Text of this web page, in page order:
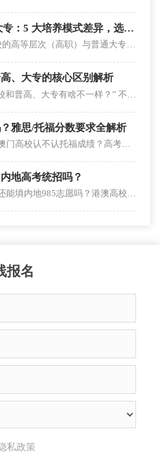
职业学校（高职）vs 普通大专：5 大培养模式差异，选对方向少走弯路
很多学生和家长分不清职业学校的高等层次（高职）与普通大专，甚至觉得 “都是专科，没区别”。但二者的培养模式从目标到考核完全不同 —— 高职盯着 “岗位需求” 教技能，普通大专围着 “通识应用” 打基础。
、大专的核心区别解析
雅思/托福分数要求全解析
“报考香港大学需要考雅思吗？澳门高校认不认托福成绩？高考英语130分能替代语言成绩吗？”在港澳升学咨询中，语言成绩要求是考生和家长的高频疑问。不少人因不明确规则盲目备考雅思，或因忽视语言要求错失申请机会。事实上，港澳高校对语言成绩的要求因“报考方式”“院校层次”“专业类型”差异显着，并非所有情况都需提交雅思/托福。
地高考统招吗？
“提前申请了香港大学，高考后还能填内地985志愿吗？港澳高校发了录取通知，会不会影响内地统招提档？”这是港澳升学规划中，考生和家长最纠结的核心问题之一。不少人因担心“两者冲突”，在自主申请和内地统招间反复犹豫，甚至错失双线机会。事实上，港澳自主申请与内地高考统招并非“二选一”，但需掌握关键规则避免冲突。以下详解可行性、操作要点、风险规避及优化策略。
报名
私政策